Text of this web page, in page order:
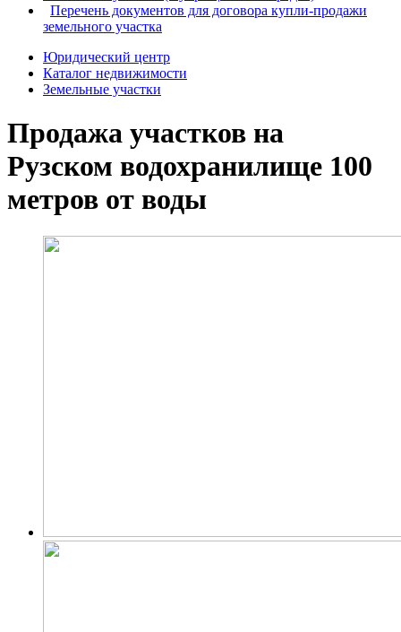
Перечень документов для договора купли-продажи
земельного участка
Юридический центр
Каталог недвижимости
Земельные участки
Продажа участков на
Рузском водохранилище 100
метров от воды